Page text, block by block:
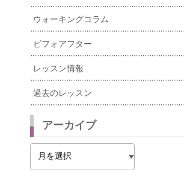
ウォーキングコラム
ビフォアフター
レッスン情報
過去のレッスン
アーカイブ